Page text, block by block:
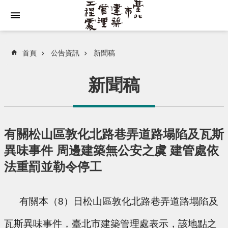
首頁 公告資訊 新聞稿
新聞稿
有關松山區敦化北路巷弄道路塌陷及瓦斯
異味事件 周邊建築無公安之虞 建管處依
法重罰並勒令停工
有關本（8）日松山區敦化北路巷弄道路塌陷及
瓦斯異味事件，臺北市建築管理處表示，該地點之